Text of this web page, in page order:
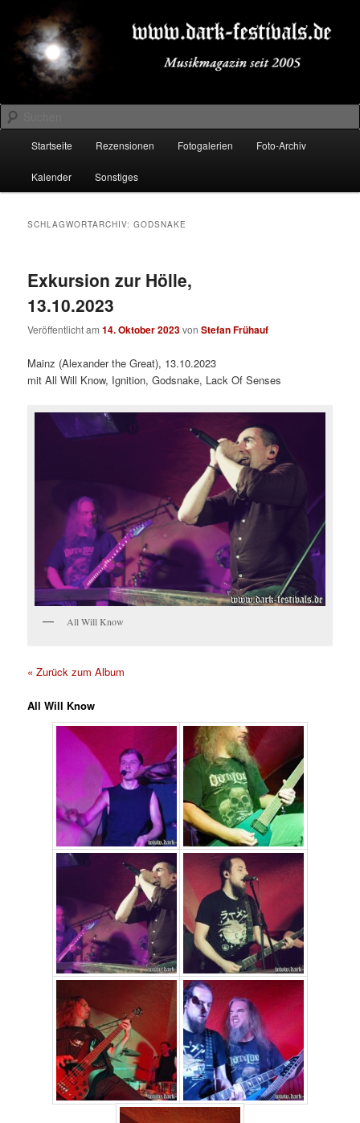
primären
Inhalt
springen
sekundären
Inhalt
springenDARK-FESTIVALS.DE
Suchen
Startseite Rezensionen Fotogalerien Foto-Archiv
Kalender Sonstiges
SCHLAGWORTARCHIV:GODSNAKE
Exkursion zur Hölle,
13.10.2023
Veröffentlicht am14. Oktober 2023vonStefan Frühauf
Mainz (Alexander the Great), 13.10.2023
mit All Will Know, Ignition, Godsnake, Lack Of Senses
All Will Know
« Zurück zum Album
All Will Know